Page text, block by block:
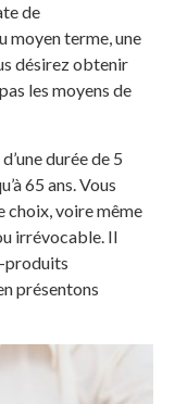
de
moyen terme, une
désirez obtenir
les moyens de
durée de 5
65 ans. Vous
choix, voire même
irrévocable. Il
produits
présentons